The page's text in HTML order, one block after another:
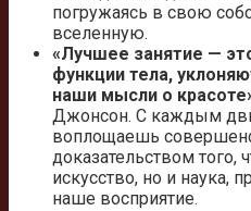
погружаясь в свою
вселенную.
«Лучшее занятие —
функции тела,
наши мысли о
Джонсон. С каждым
воплощаешь
доказательством того,
искусство, но и наука,
наше восприятие.